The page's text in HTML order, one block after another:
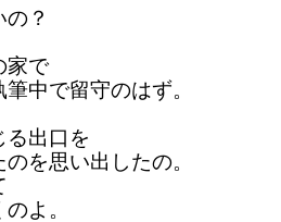
？
家で
中で留守のはず。
る出口を
を思い出したの。
よ。